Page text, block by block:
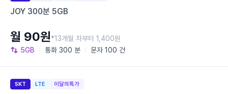
JOY 300분 5GB
5GB 통화 300 분 문자 100 건
월 90원*13개월 차부터 1,400원
SKT LTE 이달의특가